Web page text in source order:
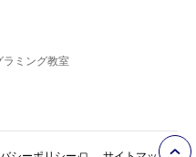
ラミング教室